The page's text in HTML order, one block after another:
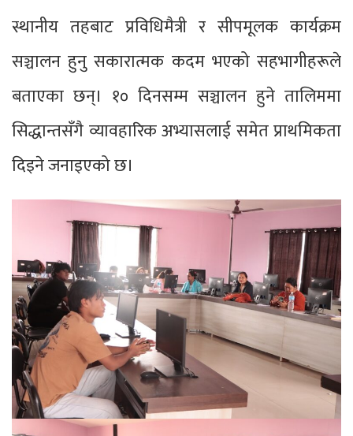
स्थानीय तहबाट प्रविधिमैत्री र सीपमूलक कार्यक्रम
सञ्चालन हुनु सकारात्मक कदम भएको सहभागीहरूले
बताएका छन्। १० दिनसम्म सञ्चालन हुने तालिममा
सिद्धान्तसँगै व्यावहारिक अभ्यासलाई समेत प्राथमिकता
दिइने जनाइएको छ।